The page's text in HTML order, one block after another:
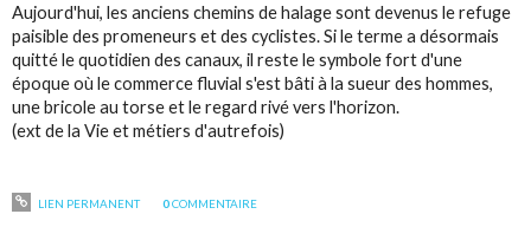
Aujourd'hui, les anciens chemins de halage sont devenus le refuge
paisible des promeneurs et des cyclistes. Si le terme a désormais
quitté le quotidien des canaux, il reste le symbole fort d'une
époque où le commerce fluvial s'est bâti à la sueur des hommes,
une bricole au torse et le regard rivé vers l'horizon.
(ext de la Vie et métiers d'autrefois)
LIEN PERMANENT 0COMMENTAIRE